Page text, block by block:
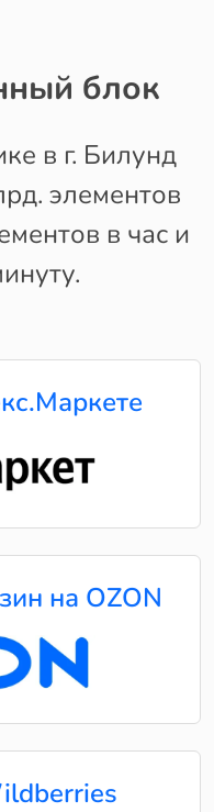
блок
в г. Билунд
элементов
в час и
на OZON